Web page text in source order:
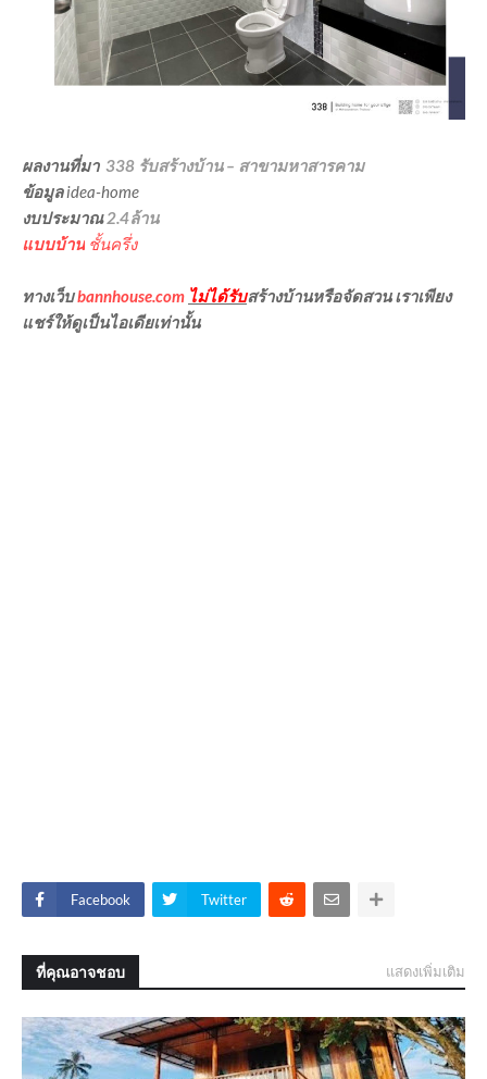
ผลงานที่มา 338 รับสร้างบ้าน – สาขามหาสารคาม
ข้อมูล idea-home
งบประมาณ2.4ล้าน
แบบบ้าน ชั้นครึ่ง
ทางเว็บbannhouse.com ไม่ได้รับสร้างบ้านหรือจัดสวน เราเพียง
แชร์ให้ดูเป็นไอเดียเท่านั้น
Facebook Twitter
ที่คุณอาจชอบ แสดงเพิ่มเติม